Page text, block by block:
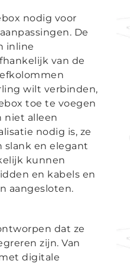
nodig voor
De
inline
van de
wilt verbinden,
toe te voegen
niet alleen
nodig is, ze
slank en elegant
kunnen
en kabels en
aangesloten.
dat ze
zijn. Van
digitale